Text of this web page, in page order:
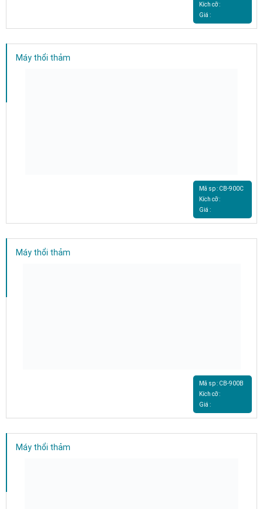
Kích cỡ :
Giá :
Máy thổi thảm
Mã sp : CB-900C
Kích cỡ :
Giá :
Máy thổi thảm
Mã sp : CB-900B
Kích cỡ :
Giá :
Máy thổi thảm